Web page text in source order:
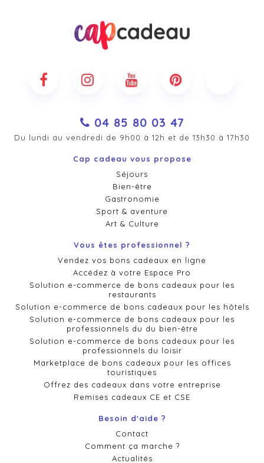
04 85 80 03 47
Du lundi au vendredi de 9h00 à 12h et de 13h30 à 17h30
Cap cadeau vous propose
Séjours
Bien-être
Gastronomie
Sport & aventure
Art & Culture
Vous êtes professionnel ?
Vendez vos bons cadeaux en ligne
Accédez à votre Espace Pro
Solution e-commerce de bons cadeaux pour les
restaurants
Solution e-commerce de bons cadeaux pour les hôtels
Solution e-commerce de bons cadeaux pour les
professionnels du du bien-être
Solution e-commerce de bons cadeaux pour les
professionnels du loisir
Marketplace de bons cadeaux pour les offices
touristiques
Offrez des cadeaux dans votre entreprise
Remises cadeaux CE et CSE
Besoin d'aide ?
Contact
Comment ça marche ?
Actualités